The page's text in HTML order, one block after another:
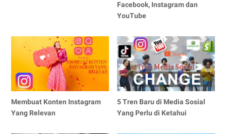
Facebook, Instagram dan
YouTube
Membuat Konten Instagram
Yang Relevan
5 Tren Baru di Media Sosial
Yang Perlu di Ketahui